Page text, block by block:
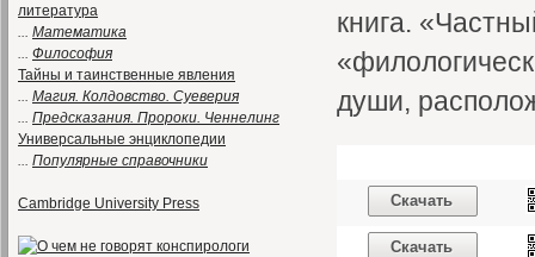
литература
... Математика
... Философия
Тайны и таинственные явления
... Магия. Колдовство. Суеверия
... Предсказания. Пророки. Ченнелинг
Универсальные энциклопедии
... Популярные справочники
Cambridge University Press
книга.
души,
Скачать
Скачать